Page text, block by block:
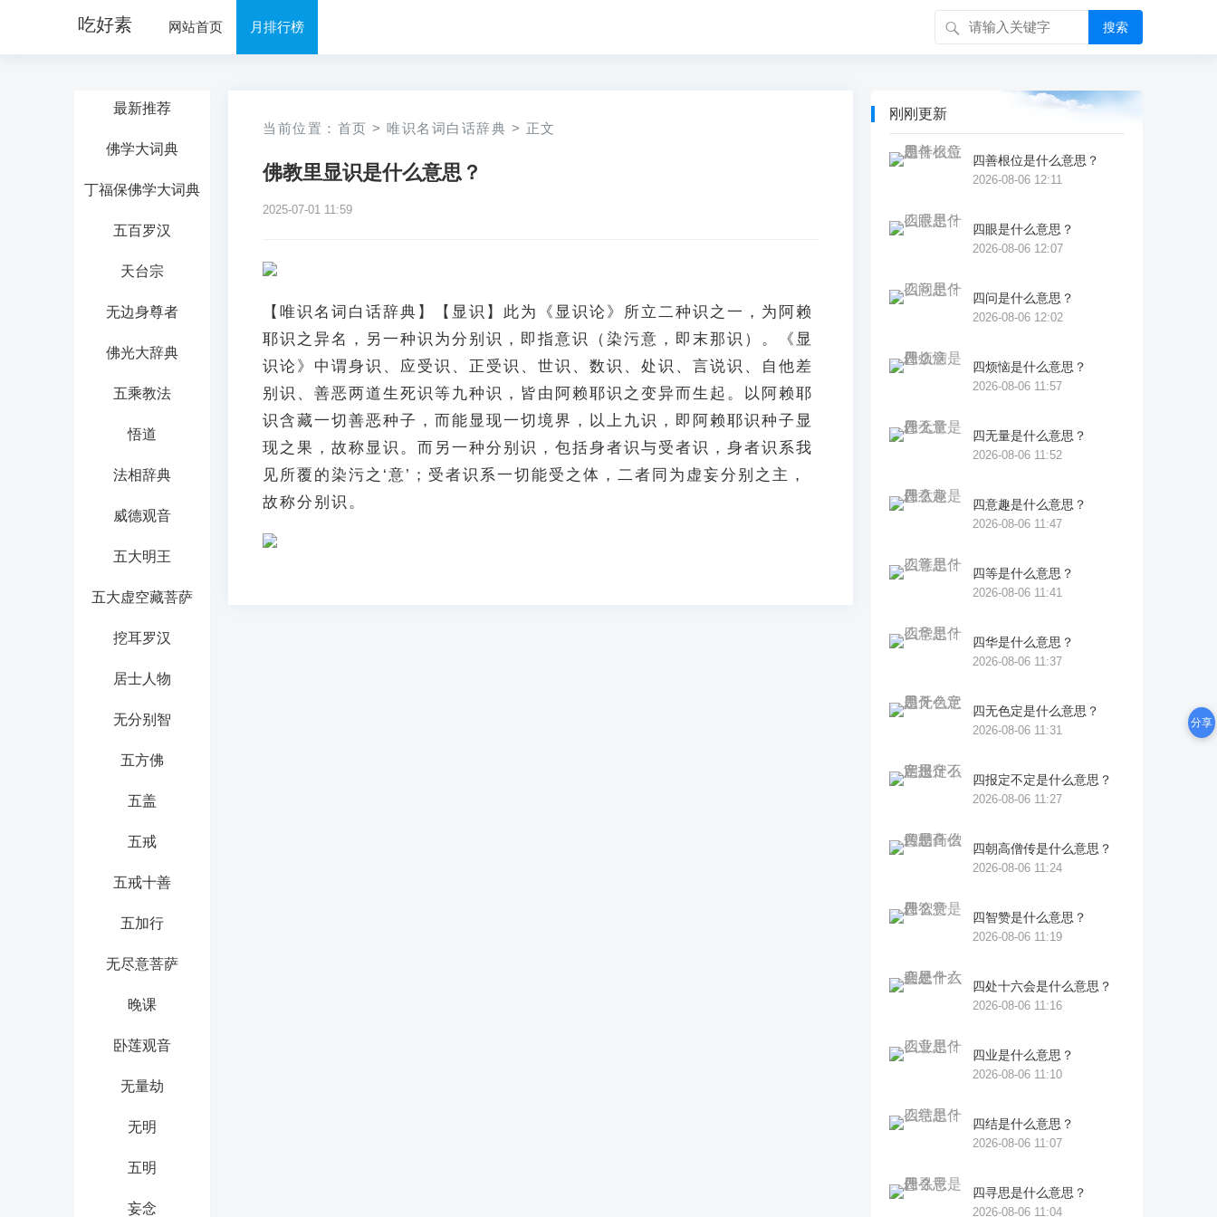
吃好素 网站首页 月排行榜 搜索
最新推荐
佛学大词典
丁福保佛学大词典
五百罗汉
天台宗
无边身尊者
佛光大辞典
五乘教法
悟道
法相辞典
威德观音
五大明王
五大虚空藏菩萨
挖耳罗汉
居士人物
无分别智
五方佛
五盖
五戒
五戒十善
五加行
无尽意菩萨
晚课
卧莲观音
无量劫
无明
五明
妄念
当前位置： 首页 > 唯识名词白话辞典 > 正文
佛教里显识是什么意思？
2025-07-01 11:59
【唯识名词白话辞典】【显识】此为《显识论》所立二种识之一，为阿赖
耶识之异名，另一种识为分别识，即指意识（染污意，即末那识）。《显
识论》中谓身识、应受识、正受识、世识、数识、处识、言说识、自他差
别识、善恶两道生死识等九种识，皆由阿赖耶识之变异而生起。以阿赖耶
识含藏一切善恶种子，而能显现一切境界，以上九识，即阿赖耶识种子显
现之果，故称显识。而另一种分别识，包括身者识与受者识，身者识系我
见所覆的染污之‘意’；受者识系一切能受之体，二者同为虚妄分别之主，
故称分别识。
刚刚更新
四善根位是什么意思？
2026-08-06 12:11
四眼是什么意思？
2026-08-06 12:07
四问是什么意思？
2026-08-06 12:02
四烦恼是什么意思？
2026-08-06 11:57
四无量是什么意思？
2026-08-06 11:52
四意趣是什么意思？
2026-08-06 11:47
四等是什么意思？
2026-08-06 11:41
四华是什么意思？
2026-08-06 11:37
四无色定是什么意思？
2026-08-06 11:31
四报定不定是什么意思？
2026-08-06 11:27
四朝高僧传是什么意思？
2026-08-06 11:24
四智赞是什么意思？
2026-08-06 11:19
四处十六会是什么意思？
2026-08-06 11:16
四业是什么意思？
2026-08-06 11:10
四结是什么意思？
2026-08-06 11:07
四寻思是什么意思？
2026-08-06 11:04
分享